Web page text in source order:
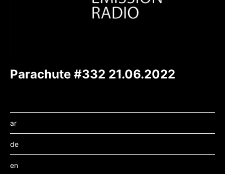
Parachute #332 21.06.2022
ar
de
en